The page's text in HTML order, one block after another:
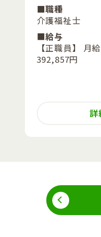
■職種
介護福祉士
■給与
【正職員】 月
392,857円
詳